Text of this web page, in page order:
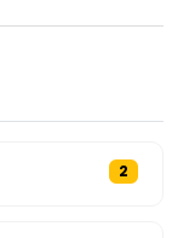
2